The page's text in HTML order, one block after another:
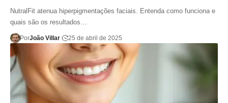
NutralFit atenua hiperpigmentações faciais. Entenda como funciona e
quais são os resultados…
PorJoão Villar 25 de abril de 2025